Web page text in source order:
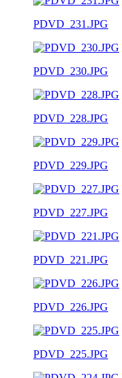
PDVD_231.JPG
PDVD_230.JPG
PDVD_228.JPG
PDVD_229.JPG
PDVD_227.JPG
PDVD_221.JPG
PDVD_226.JPG
PDVD_225.JPG